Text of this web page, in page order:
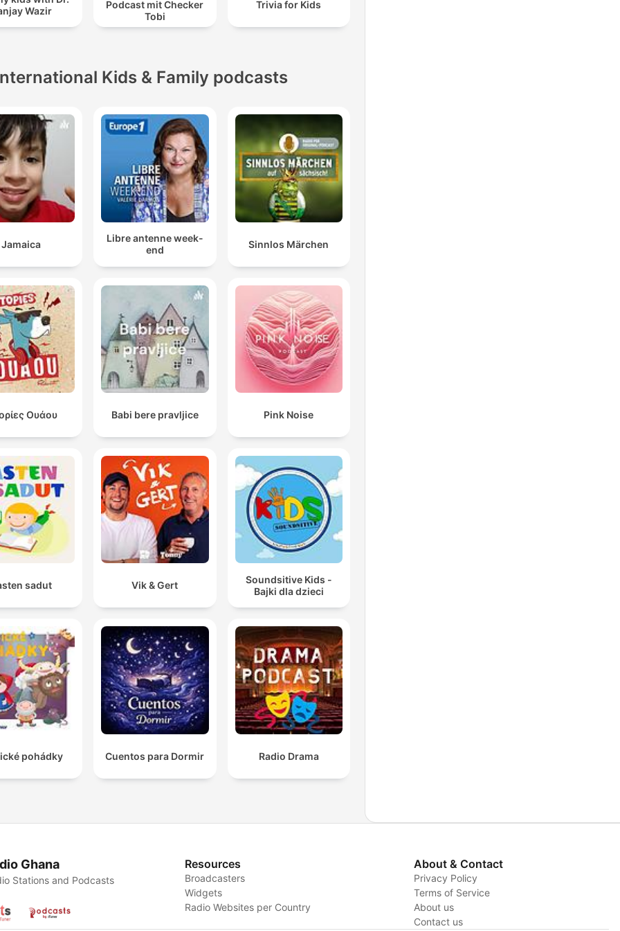
Wazir
Podcast mit Checker
Tobi
Trivia for Kids
Kids & Family podcasts
Jamaica
Libre antenne week-
end
Sinnlos Märchen
Ουάου Babi bere pravljice Pink Noise
sadut Vik & Gert
Soundsitive Kids -
Bajki dla dzieci
pohádky Cuentos para Dormir Radio Drama
Ghana
Stations and Podcasts
Resources
Broadcasters
Widgets
Radio Websites per Country
About & Contact
Privacy Policy
Terms of Service
About us
Contact us